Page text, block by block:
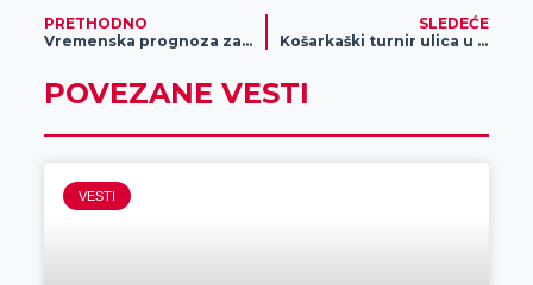
PRETHODNO
Vremenska prognoza za 15. maj
SLEDEĆE
Košarkaški turnir ulica u Žitištu
POVEZANE VESTI
VESTI